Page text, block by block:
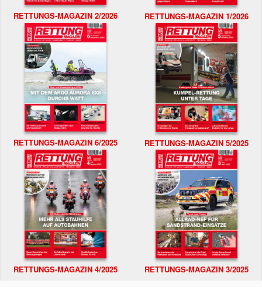
RETTUNGS-MAGAZIN 2/2026 RETTUNGS-MAGAZIN 1/2026
RETTUNGS-MAGAZIN 6/2025 RETTUNGS-MAGAZIN 5/2025
RETTUNGS-MAGAZIN 4/2025 RETTUNGS-MAGAZIN 3/2025